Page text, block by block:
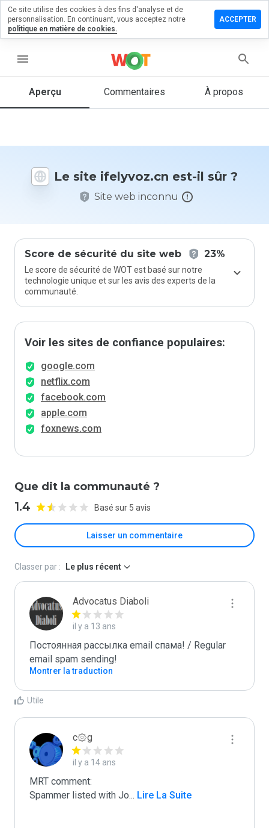
menu
Aperçu Commentaires À propos
Le site ifelyvoz.cn est-il sûr ?
Site web inconnu
Score de sécurité du site web 23%
Le score de sécurité de WOT est basé sur notre
technologie unique et sur les avis des experts de la
communauté.
Voir les sites de confiance populaires:
google.com
netflix.com
facebook.com
apple.com
foxnews.com
Que dit la communauté ?
1.4 Basé sur 5 avis
Laisser un commentaire
un
1 et 5
vous à ce
Classer par : Le plus récent
Advocatus Diaboli
il y a 13 ans
Постоянная рассылка email спама! / Regular
email spam sending!
Montrer la traduction
Utile
c۞g
il y a 14 ans
MRT comment:
Spammer listed with Jo... Lire La Suite
Ce site utilise des cookies à des fins d'analyse et de
personnalisation. En continuant, vous acceptez notre
politique en matière de cookies.
ACCEPTER